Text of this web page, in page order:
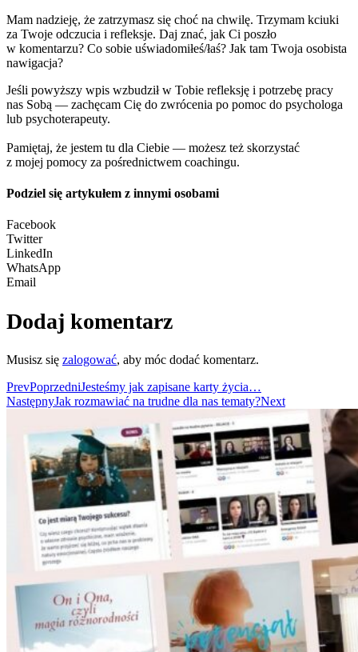
Mam nadzieję, że zatrzymasz się choć na chwilę. Trzymam kciuki
za Twoje odczucia i refleksje. Daj znać, jak Ci poszło
w komentarzu? Co sobie uświadomiłeś/łaś? Jak tam Twoja osobista
nawigacja?
Jeśli powyższy wpis wzbudził w Tobie refleksję i potrzebę pracy
nas Sobą — zachęcam Cię do zwrócenia po pomoc do psychologa
lub psychoterapeuty.
Pamiętaj, że jestem tu dla Ciebie — możesz też skorzystać
z mojej pomocy za pośrednictwem coachingu.
Podziel się artykułem z innymi osobami
Facebook
Twitter
LinkedIn
WhatsApp
Email
Dodaj komentarz
Musisz się zalogować, aby móc dodać komentarz.
PrevPoprzedniJesteśmy jak zapisane karty życia…
NastępnyJak rozmawiać na trudne dla nas tematy?Next